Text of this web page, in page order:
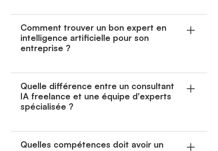
Comment trouver un bon expert en
intelligence artificielle pour son
entreprise ?
Pour trouver un bon expert IA,
trois critères comptent avant tout
: la solidité technique (formation
actuelles comme les LLM, les
Quelle différence entre un consultant
IA freelance et une équipe d'experts
spécialisée ?
Un consultant IA freelance
apporte une expertise
Quelles compétences doit avoir un